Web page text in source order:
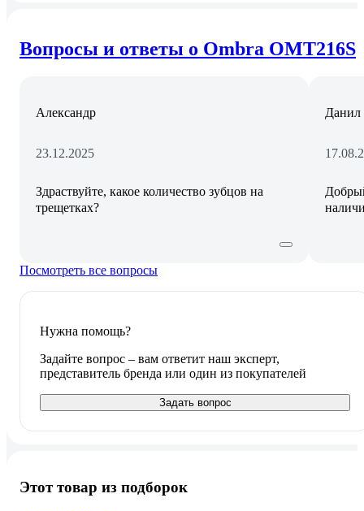
Вопросы и ответы о Ombra OMT216S
Александр
23.12.2025
Здраствуйте, какое количество зубцов на
трещетках?
Посмотреть все вопросы
Нужна помощь?
Задайте вопрос – вам ответит наш эксперт,
представитель бренда или один из покупателей
Задать вопрос
Этот товар из подборок